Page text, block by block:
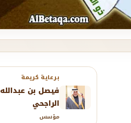
برعاية كريمة
فيصل بن
الراجحي
مؤسس